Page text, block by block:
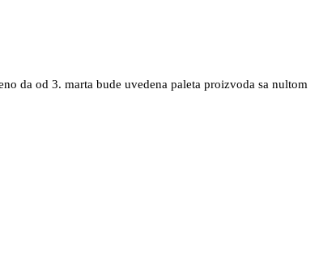
da od 3. marta bude uvedena paleta proizvoda sa nultom